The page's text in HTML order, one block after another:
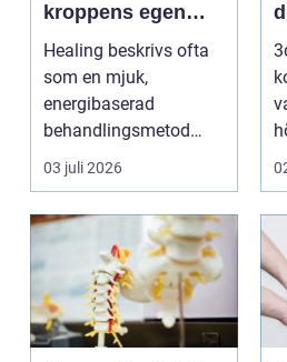
kroppens egen
förmåga att läka
Healing beskrivs ofta
som en mjuk,
energibaserad
behandlingsmetod
som stödjer kroppens
egen läknings...
03 juli 2026